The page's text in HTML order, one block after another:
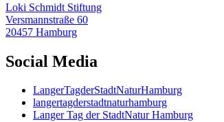
Loki Schmidt Stiftung
Versmannstraße 60
20457 Hamburg
Social Media
LangerTagderStadtNaturHamburg
langertagderstadtnaturhamburg
Langer Tag der StadtNatur Hamburg